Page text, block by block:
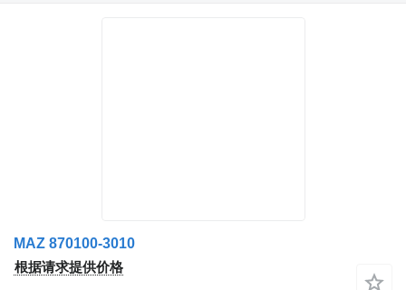
MAZ 870100-3010
根据请求提供价格